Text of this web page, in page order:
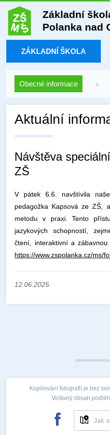
Základní
Polanka nad
ZÁKLADNÍ ŠKOLA
Obecné informace
Aktuální
Návštěva
ZŠ
V pátek 6.6. navštívila
pedagožka Kapsová ze ZŠ,
metodu v praxi. Tento
jazykových schopností,
čtení, interaktivní a
https://www.zspolanka.cz/ms/
12.06.2025
Kopírování fotografií je bez
Veškerý obsah
Jak